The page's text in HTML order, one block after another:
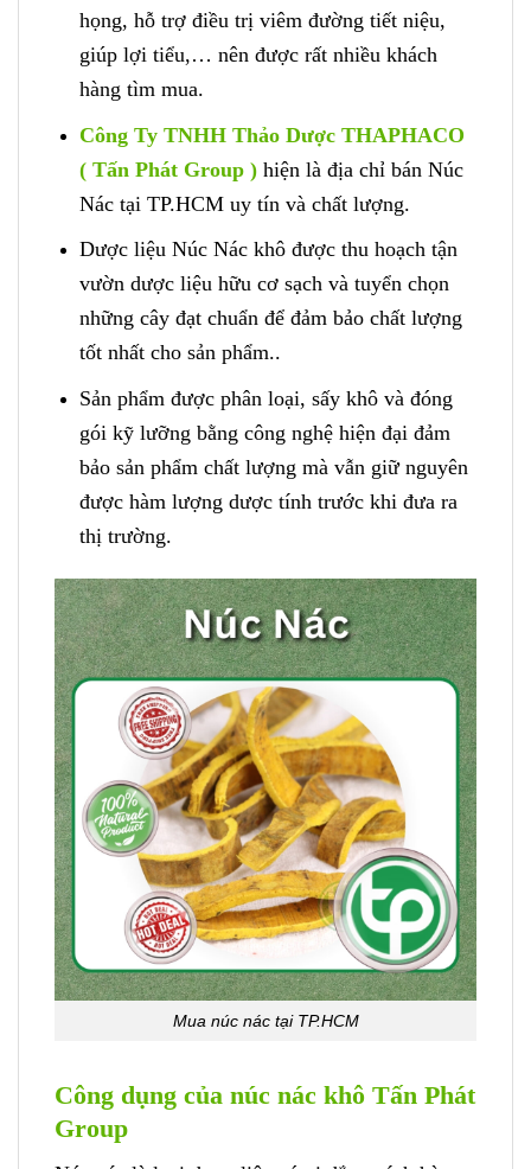
họng, hỗ trợ điều trị viêm đường tiết niệu,
giúp lợi tiểu,… nên được rất nhiều khách
hàng tìm mua.
Công Ty TNHH Thảo Dược THAPHACO
( Tấn Phát Group )hiện là địa chỉ bán Núc
Nác tại TP.HCM uy tín và chất lượng.
Dược liệu Núc Nác khô được thu hoạch tận
vườn dược liệu hữu cơ sạch và tuyển chọn
những cây đạt chuẩn để đảm bảo chất lượng
tốt nhất cho sản phẩm..
Sản phẩm được phân loại, sấy khô và đóng
gói kỹ lưỡng bằng công nghệ hiện đại đảm
bảo sản phẩm chất lượng mà vẫn giữ nguyên
được hàm lượng dược tính trước khi đưa ra
thị trường.
Mua núc nác tại TP.HCM
Công dụng của núc nác khô Tấn Phát
Group